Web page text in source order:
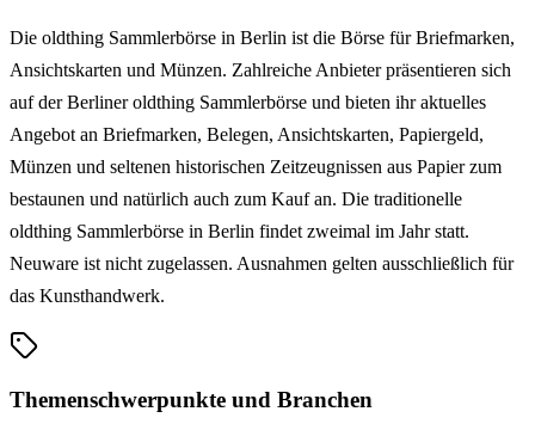
Die oldthing Sammlerbörse in Berlin ist die Börse für Briefmarken,
Ansichtskarten und Münzen. Zahlreiche Anbieter präsentieren sich
auf der Berliner oldthing Sammlerbörse und bieten ihr aktuelles
Angebot an Briefmarken, Belegen, Ansichtskarten, Papiergeld,
Münzen und seltenen historischen Zeitzeugnissen aus Papier zum
bestaunen und natürlich auch zum Kauf an. Die traditionelle
oldthing Sammlerbörse in Berlin findet zweimal im Jahr statt.
Neuware ist nicht zugelassen. Ausnahmen gelten ausschließlich für
das Kunsthandwerk.
Themenschwerpunkte und Branchen